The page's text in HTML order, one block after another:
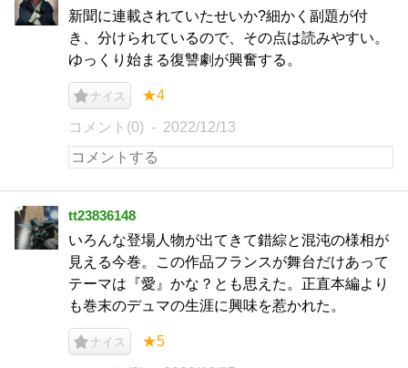
新聞に連載されていたせいか?細かく副題が付
き、分けられているので、その点は読みやすい。
ゆっくり始まる復讐劇が興奮する。
ナイス ★4
コメント(0) 2022/12/13
tt23836148
いろんな登場人物が出てきて錯綜と混沌の様相が
見える今巻。この作品フランスが舞台だけあって
テーマは『愛』かな？とも思えた。正直本編より
も巻末のデュマの生涯に興味を惹かれた。
ナイス ★5